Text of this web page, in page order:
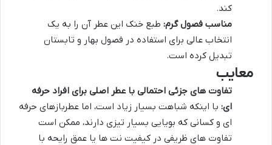
کند.
مناسب فصول گرم: طبع خنک این عطر آن را به یک
انتخاب عالی برای استفاده در فصول بهار و تابستان
تبدیل کرده است.
معایب
تفاوت های جزئی احتمالی با عطر اصلی برای افراد حرفه
ای: با اینکه شباهت بسیار زیاد است، اما عطربازهای حرفه
ای و کسانی که بویایی بسیار تیزی دارند، ممکن است
تفاوت های ظریفی در کیفیت نت ها یا عمق رایحه با